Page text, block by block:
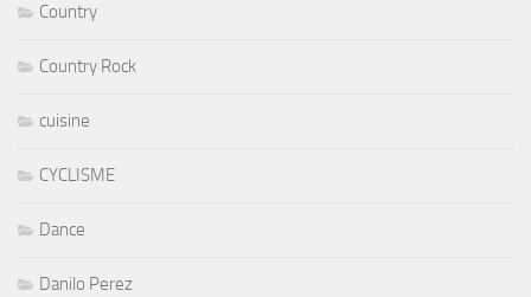
Country
Country Rock
cuisine
CYCLISME
Dance
Danilo Perez